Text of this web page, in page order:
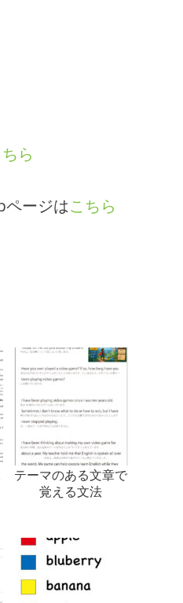
ら
ージはこちら
テーマのある文章で
覚える文法